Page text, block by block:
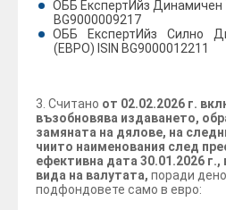
ОББ ЕкспертИйз Динамичен
BG9000009217
ОББ ЕкспертИйз Силно
(ЕВРО) ISIN BG9000012211
3. Считано от 02.02.2026 г.
възобновява издаването,
замяната на дялове, на
чиито наименования след
ефективна дата 30.01.2026
вида на валутата, поради
подфондовете само в евро: